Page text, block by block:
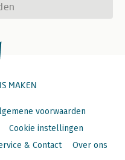
MAKEN
voorwaarden
Cookie instellingen
& Contact Over ons